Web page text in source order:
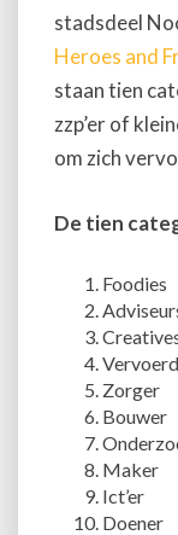
stadsdeel
Heroes and
staan tien
zzp’er of
om zich
De tien
Foodies
Zorger
Bouwer
Maker
Ict’er
Doener